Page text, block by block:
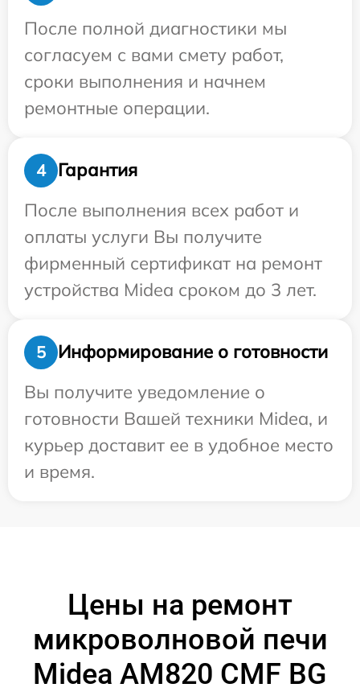
После полной диагностики мы
согласуем с вами смету работ,
сроки выполнения и начнем
ремонтные операции.
4
Гарантия
После выполнения всех работ и
оплаты услуги Вы получите
фирменный сертификат на ремонт
устройства Midea сроком до 3 лет.
5
Информирование о готовности
Вы получите уведомление о
готовности Вашей техники Midea, и
курьер доставит ее в удобное место
и время.
Цены на ремонт
микроволновой печи
Midea AM820 CMF BG